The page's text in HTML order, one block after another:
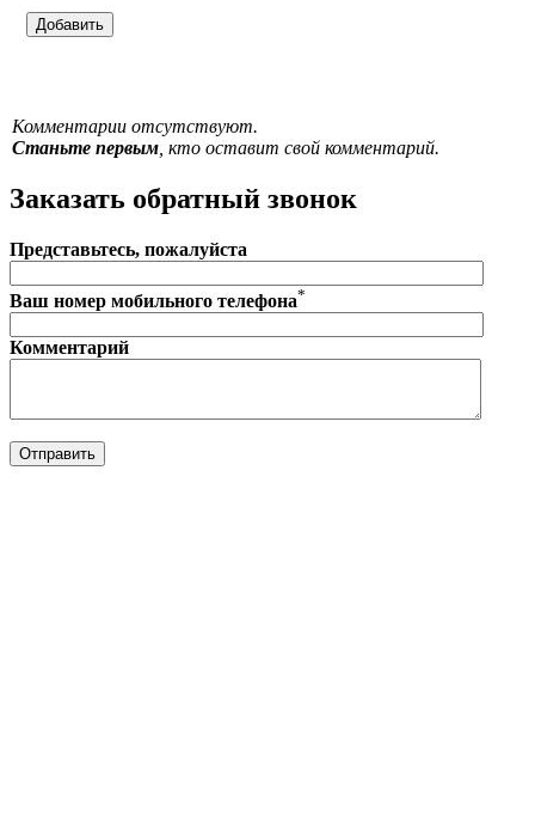
Комментарии отсутствуют.
Станьте первым, кто оставит свой комментарий.
Заказать обратный звонок
Представьтесь, пожалуйста
Ваш номер мобильного телефона*
Комментарий